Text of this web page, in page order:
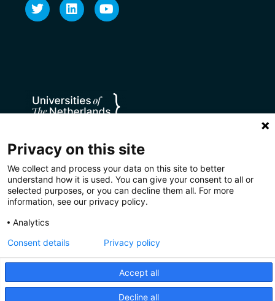
Privacy Disclaimer
Privacy on this site
We collect and process your data on this site to better
understand how it is used. You can give your consent to all or
selected purposes, or you can decline them all. For more
information, see our privacy policy.
Analytics
Accept all
Decline all
Consent details Privacy policy